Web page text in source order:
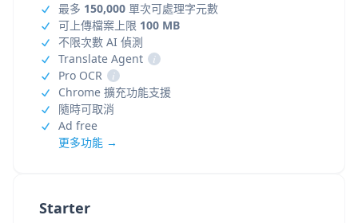
Starter
最多 150,000 單次可處理字元數
可上傳檔案上限 100 MB
不限次數 AI 偵測
Translate Agent
i
Pro OCR
i
Chrome 擴充功能支援
隨時可取消
Ad free
更多功能 →